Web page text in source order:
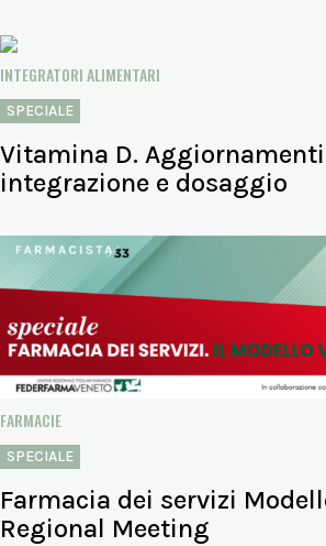
INTEGRATORI ALIMENTARI
SPECIALE
Vitamina D.
integrazione e dosaggio
FARMACIE
SPECIALE
Farmacia dei servizi
Regional Meeting